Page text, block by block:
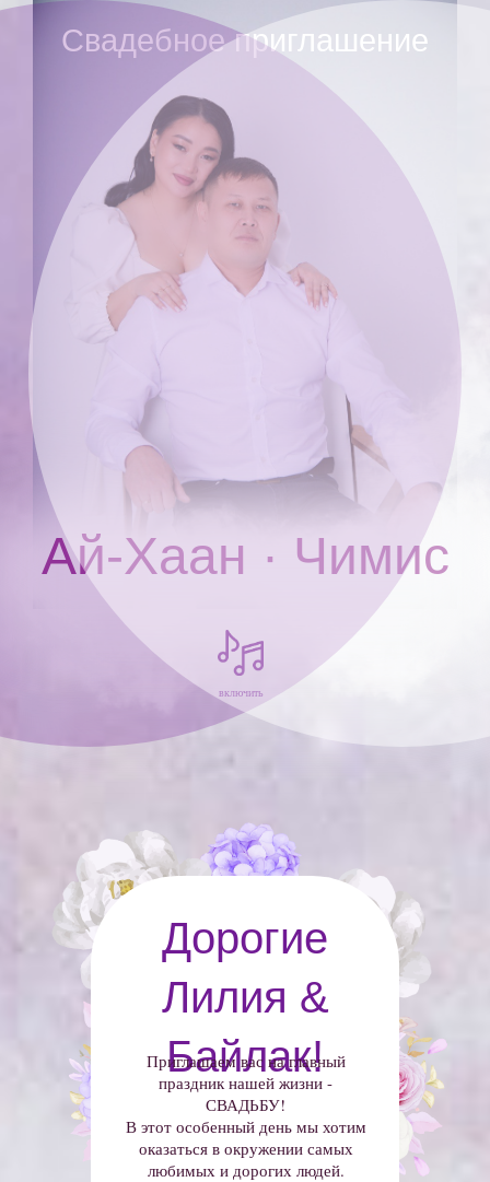
включить
Свадебное приглашение
Дорогие
Лилия &
Байлак!
Приглашаем вас на главный
праздник нашей жизни -
СВАДЬБУ!
В этот особенный день мы хотим
оказаться в окружении самых
любимых и дорогих людей.
Ай-Хаан · Чимис